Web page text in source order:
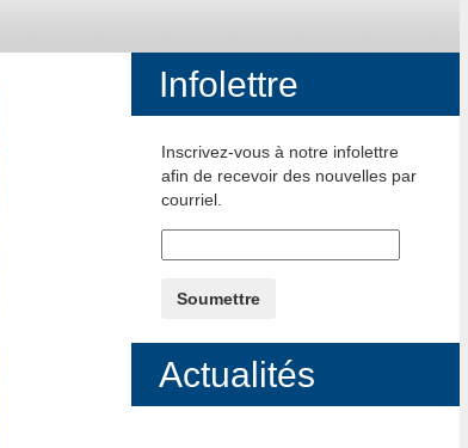
Infolettre
Inscrivez-vous à notre infolettre
afin de recevoir des nouvelles par
courriel.
Actualités